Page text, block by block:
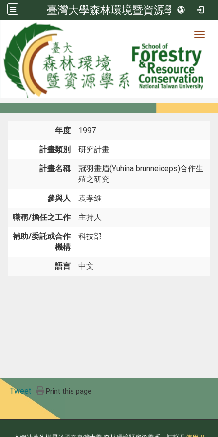
臺灣大學森林環境暨資源學系
系所成員
系所成員
年度 1997
計畫類別 研究計畫
計畫名稱
冠羽畫眉(Yuhina brunneiceps)合作生
殖之研究
參與人 袁孝維
職稱/擔任之工作 主持人
補助/委託或合作
機構
科技部
語言 中文
Tweet Print this page